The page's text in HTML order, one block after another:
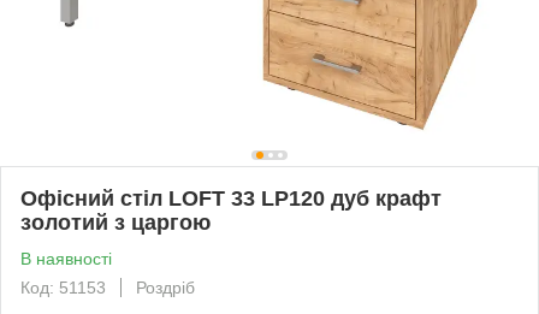
Офісний стіл LOFT 33 LP120 дуб крафт
золотий з царгою
В наявності
Код: 51153
Роздріб